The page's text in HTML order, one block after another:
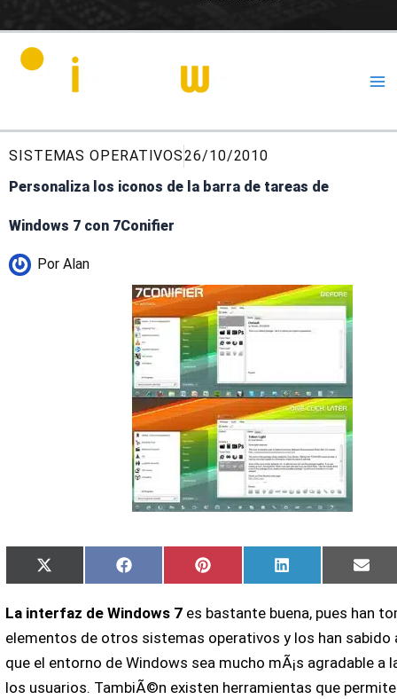
SISTEMAS OPERATIVOS26/10/2010
Personaliza los iconos de la barra de tareas de
Windows 7 con 7Conifier
Por Alan
Compartir
en
X
(Twitter)
Compartir
en
Facebook
Compartir
en
Pinterest
Compartir
en
LinkedIn
en
La interfaz de Windows 7es bastante buena, pues han
elementos de otros sistemas operativos y los han sabido
que el entorno de Windows sea mucho mÃ¡s agradable a
los usuarios. TambiÃ©n existen herramientas que